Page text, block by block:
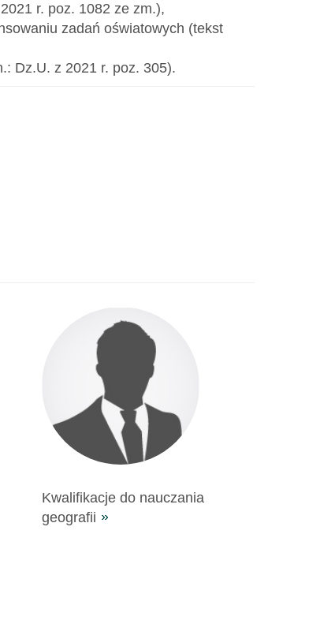
r. poz. 1082 ze zm.),
zadań oświatowych (tekst
Dz.U. z 2021 r. poz. 305).
Kwalifikacje do nauczania
geografii